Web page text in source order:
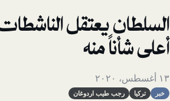
السلطان يعتقل
أعلى شأناً منه
١٣ أغسطس، ٢٠٢٠
خبر تركيا رجب طيب اردوغان